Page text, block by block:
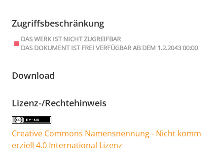
Zugriffsbeschränkung
DAS WERK IST NICHT ZUGREIFBAR
DAS DOKUMENT IST FREI VERFÜGBAR AB DEM 1.2.2043 00:00
Download
Lizenz-/Rechtehinweis
Creative Commons Namensnennung - Nicht komm
erziell 4.0 International Lizenz